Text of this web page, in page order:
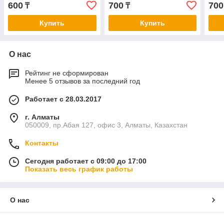
600 ₸
Купить
700₸
Купить
700
О нас
Рейтинг не сформирован
Менее 5 отзывов за последний год
Работает с 28.03.2017
г. Алматы
050009, пр.Абая 127, офис 3, Алматы, Казахстан
Контакты
Сегодня работает с 09:00 до 17:00
Показать весь график работы
О нас